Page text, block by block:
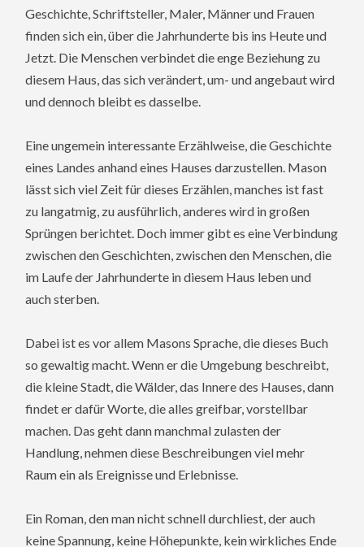
Geschichte, Schriftsteller, Maler, Männer und Frauen
finden sich ein, über die Jahrhunderte bis ins Heute und
Jetzt. Die Menschen verbindet die enge Beziehung zu
diesem Haus, das sich verändert, um- und angebaut wird
und dennoch bleibt es dasselbe.
Eine ungemein interessante Erzählweise, die Geschichte
eines Landes anhand eines Hauses darzustellen. Mason
lässt sich viel Zeit für dieses Erzählen, manches ist fast
zu langatmig, zu ausführlich, anderes wird in großen
Sprüngen berichtet. Doch immer gibt es eine Verbindung
zwischen den Geschichten, zwischen den Menschen, die
im Laufe der Jahrhunderte in diesem Haus leben und
auch sterben.
Dabei ist es vor allem Masons Sprache, die dieses Buch
so gewaltig macht. Wenn er die Umgebung beschreibt,
die kleine Stadt, die Wälder, das Innere des Hauses, dann
findet er dafür Worte, die alles greifbar, vorstellbar
machen. Das geht dann manchmal zulasten der
Handlung, nehmen diese Beschreibungen viel mehr
Raum ein als Ereignisse und Erlebnisse.
Ein Roman, den man nicht schnell durchliest, der auch
keine Spannung, keine Höhepunkte, kein wirkliches Ende